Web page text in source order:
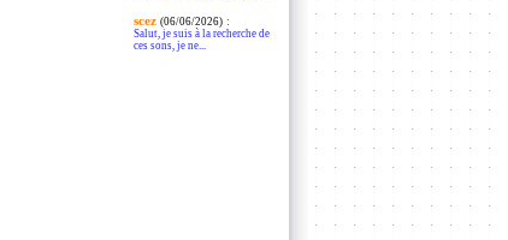
scez (06/06/2026):
Salut, je suis à la recherche de
ces sons, je ne...